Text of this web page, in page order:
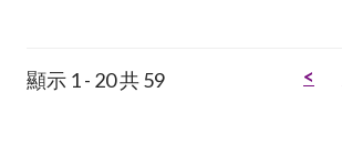
顯示 1 - 20 共 59 <